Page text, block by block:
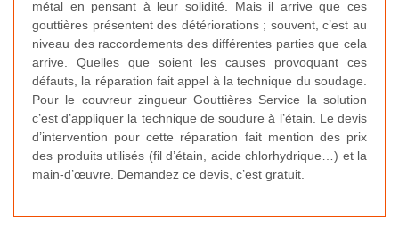
métal en pensant à leur solidité. Mais il arrive que ces
gouttières présentent des détériorations ; souvent, c’est au
niveau des raccordements des différentes parties que cela
arrive. Quelles que soient les causes provoquant ces
défauts, la réparation fait appel à la technique du soudage.
Pour le couvreur zingueur Gouttières Service la solution
c’est d’appliquer la technique de soudure à l’étain. Le devis
d’intervention pour cette réparation fait mention des prix
des produits utilisés (fil d’étain, acide chlorhydrique…) et la
main-d’œuvre. Demandez ce devis, c’est gratuit.